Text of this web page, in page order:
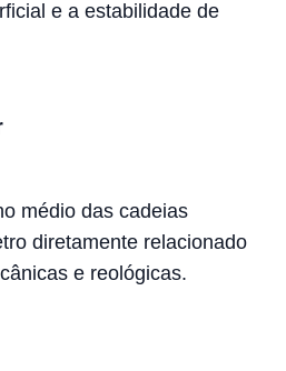
e a estabilidade de
médio das cadeias
diretamente relacionado
e reológicas.